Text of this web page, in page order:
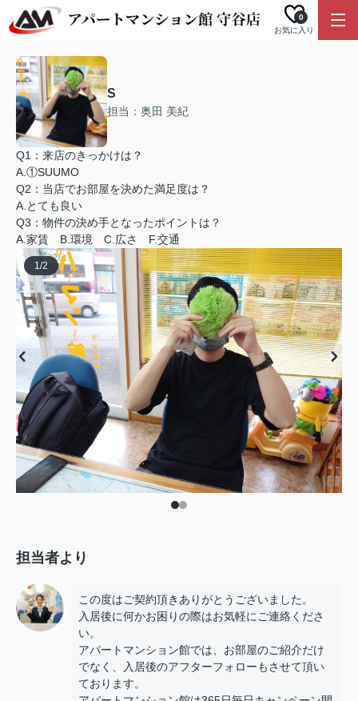
お気に入り
0
S
担当：奥田 美紀
Q1：来店のきっかけは？
A.①SUUMO
Q2：当店でお部屋を決めた満足度は？
A.とても良い
Q3：物件の決め手となったポイントは？
A.家賃 B.環境 C.広さ F.交通
1/2
担当者より
この度はご契約頂きありがとうございました。
入居後に何かお困りの際はお気軽にご連絡くださ
い。
アパートマンション館では、お部屋のご紹介だけ
でなく、入居後のアフターフォローもさせて頂い
ております。